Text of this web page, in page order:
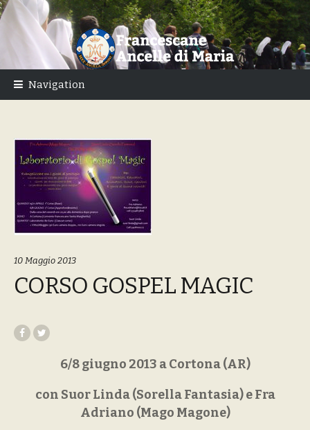
navigation
content
Navigation
10 Maggio 2013
CORSO GOSPEL MAGIC
6/8 giugno 2013 a Cortona (AR)
con Suor Linda (Sorella Fantasia) eFra
Adriano (Mago Magone)